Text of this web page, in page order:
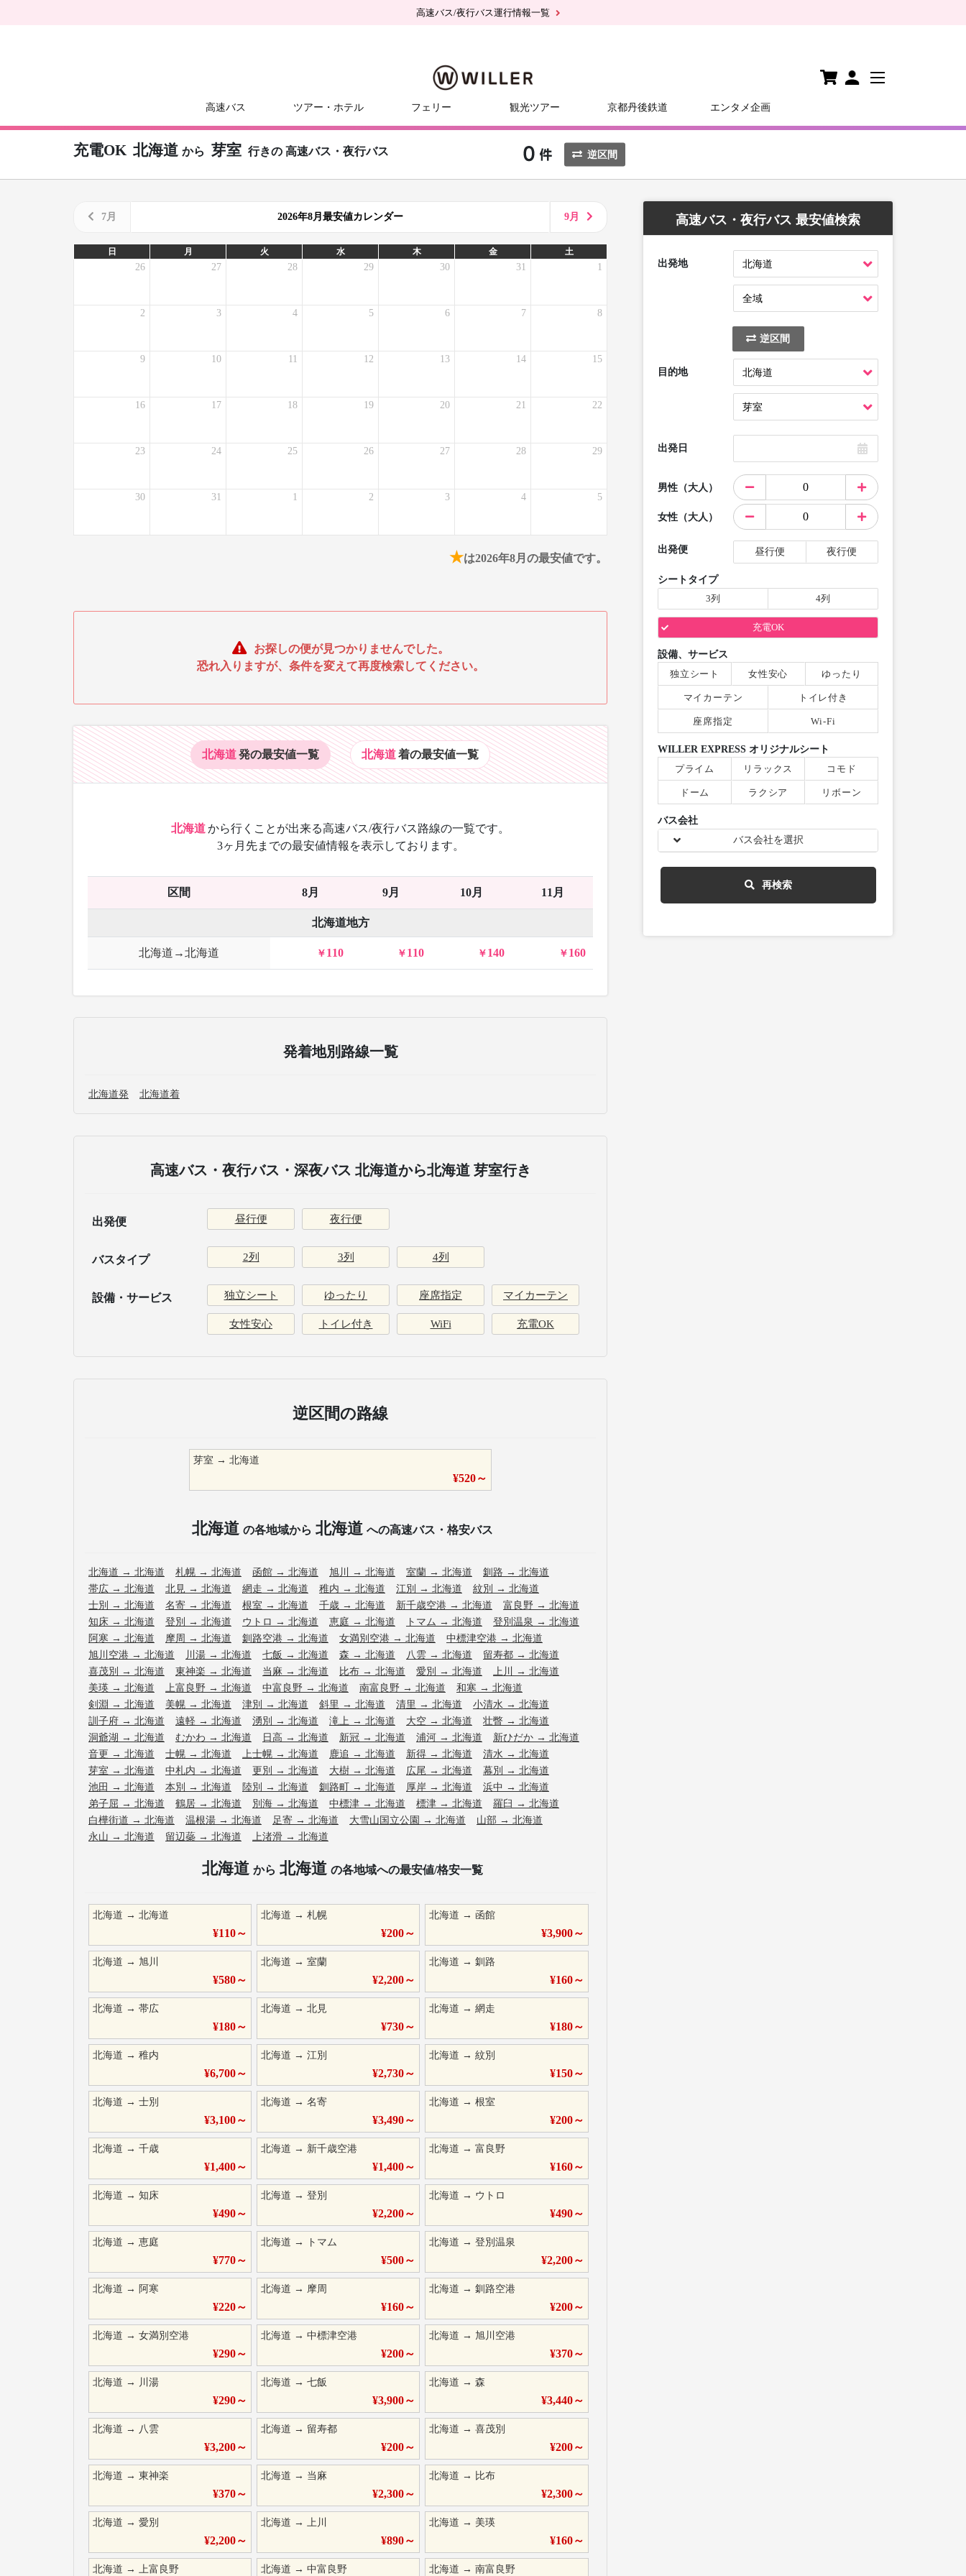
高速バス/夜行バス運行情報一覧
高速バス ツアー・ホテル フェリー 観光ツアー 京都丹後鉄道 エンタメ企画
充電OK 北海道 から 芽室 行きの 高速バス・夜行バス 逆区間
7月 2026年8月最安値カレンダー 9月
日 月 火 水 木 金 土
26 27 28 29 30 31 1
2 3 4 5 6 7 8
9 10 11 12 13 14 15
16 17 18 19 20 21 22
23 24 25 26 27 28 29
30 31 1 2 3 4 5
★は2026年8月の最安値です。
お探しの便が見つかりませんでした。
恐れ入りますが、条件を変えて再度検索してください。
北海道発の最安値一覧 北海道着の最安値一覧
北海道から行くことが出来る高速バス/夜行バス路線の一覧です。
3ヶ月先までの最安値情報を表示しております。
区間 8月 9月 10月 11月
北海道地方
北海道→北海道 110 110 140 160
発着地別路線一覧
北海道発 北海道着
高速バス・夜行バス・深夜バス 北海道から北海道 芽室行き
出発便 昼行便 夜行便
バスタイプ 2列 3列 4列
設備・サービス 独立シート ゆったり 座席指定 マイカーテン
女性安心 トイレ付き WiFi 充電OK
逆区間の路線
芽室 →北海道
¥520～
北海道 の各地域から 北海道 への高速バス・格安バス
北海道 → 北海道 札幌 → 北海道 函館 → 北海道 旭川 → 北海道 室蘭 → 北海道 釧路 → 北海道
帯広 → 北海道 北見 → 北海道 網走 → 北海道 稚内 → 北海道 江別 → 北海道 紋別 → 北海道
士別 → 北海道 名寄 → 北海道 根室 → 北海道 千歳 → 北海道 新千歳空港 → 北海道 富良野 → 北海道
知床 → 北海道 登別 → 北海道 ウトロ → 北海道 恵庭 → 北海道 トマム → 北海道 登別温泉 → 北海道
阿寒 → 北海道 摩周 → 北海道 釧路空港 → 北海道 女満別空港 → 北海道 中標津空港 → 北海道
旭川空港 → 北海道 川湯 → 北海道 七飯 → 北海道 森 → 北海道 八雲 → 北海道 留寿都 → 北海道
喜茂別 → 北海道 東神楽 → 北海道 当麻 → 北海道 比布 → 北海道 愛別 → 北海道 上川 → 北海道
美瑛 → 北海道 上富良野 → 北海道 中富良野 → 北海道 南富良野 → 北海道 和寒 → 北海道
剣淵 → 北海道 美幌 → 北海道 津別 → 北海道 斜里 → 北海道 清里 → 北海道 小清水 → 北海道
訓子府 → 北海道 遠軽 → 北海道 湧別 → 北海道 滝上 → 北海道 大空 → 北海道 壮瞥 → 北海道
洞爺湖 → 北海道 むかわ → 北海道 日高 → 北海道 新冠 → 北海道 浦河 → 北海道 新ひだか → 北海道
音更 → 北海道 士幌 → 北海道 上士幌 → 北海道 鹿追 → 北海道 新得 → 北海道 清水 → 北海道
芽室 → 北海道 中札内 → 北海道 更別 → 北海道 大樹 → 北海道 広尾 → 北海道 幕別 → 北海道
池田 → 北海道 本別 → 北海道 陸別 → 北海道 釧路町 → 北海道 厚岸 → 北海道 浜中 → 北海道
弟子屈 → 北海道 鶴居 → 北海道 別海 → 北海道 中標津 → 北海道 標津 → 北海道 羅臼 → 北海道
白樺街道 → 北海道 温根湯 → 北海道 足寄 → 北海道 大雪山国立公園 → 北海道 山部 → 北海道
永山 → 北海道 留辺蘂 → 北海道 上渚滑 → 北海道
北海道 から 北海道 の各地域への最安値/格安一覧
北海道 → 北海道
¥110～
北海道 →札幌
¥200～
北海道 → 函館
¥3,900～
北海道 → 旭川
¥580～
北海道 →室蘭
¥2,200～
北海道 →釧路
¥160～
北海道 → 帯広
¥180～
北海道 →北見
¥730～
北海道 →網走
¥180～
北海道 → 稚内
¥6,700～
北海道 →江別
¥2,730～
北海道 →紋別
¥150～
北海道 → 士別
¥3,100～
北海道 →名寄
¥3,490～
北海道 →根室
¥200～
北海道 → 千歳
¥1,400～
北海道 → 新千歳空港
¥1,400～
北海道 →富良野
¥160～
北海道 → 知床
¥490～
北海道 →登別
¥2,200～
北海道 → ウトロ
¥490～
北海道 → 恵庭
¥770～
北海道 → トマム
¥500～
北海道 →登別温泉
¥2,200～
北海道 → 阿寒
¥220～
北海道 → 摩周
¥160～
北海道 →釧路空港
¥200～
北海道 → 女満別空港
¥290～
北海道 →中標津空港
¥200～
北海道 →旭川空港
¥370～
北海道 → 川湯
¥290～
北海道 →七飯
¥3,900～
北海道 →森
¥3,440～
北海道 → 八雲
¥3,200～
北海道 → 留寿都
¥200～
北海道 →喜茂別
¥200～
北海道 → 東神楽
¥370～
北海道 → 当麻
¥2,300～
北海道 → 比布
¥2,300～
北海道 → 愛別
¥2,200～
北海道 →上川
¥890～
北海道 → 美瑛
¥160～
北海道 → 上富良野 北海道 →中富良野 北海道 →南富良野
高速バス・夜行バス 最安値検索
出発地
逆区間
目的地
出発日
男性（大人）
女性（大人）
出発便 昼行便 夜行便
シートタイプ
3列
4列
充電OK
設備、サービス
独立シート
女性安心 ゆったり
マイカーテン トイレ付き
座席指定 Wi-Fi
WILLER EXPRESS オリジナルシート
プライム
リラックス コモド
ドーム ラクシア リボーン
バス会社
バス会社を選択
再検索